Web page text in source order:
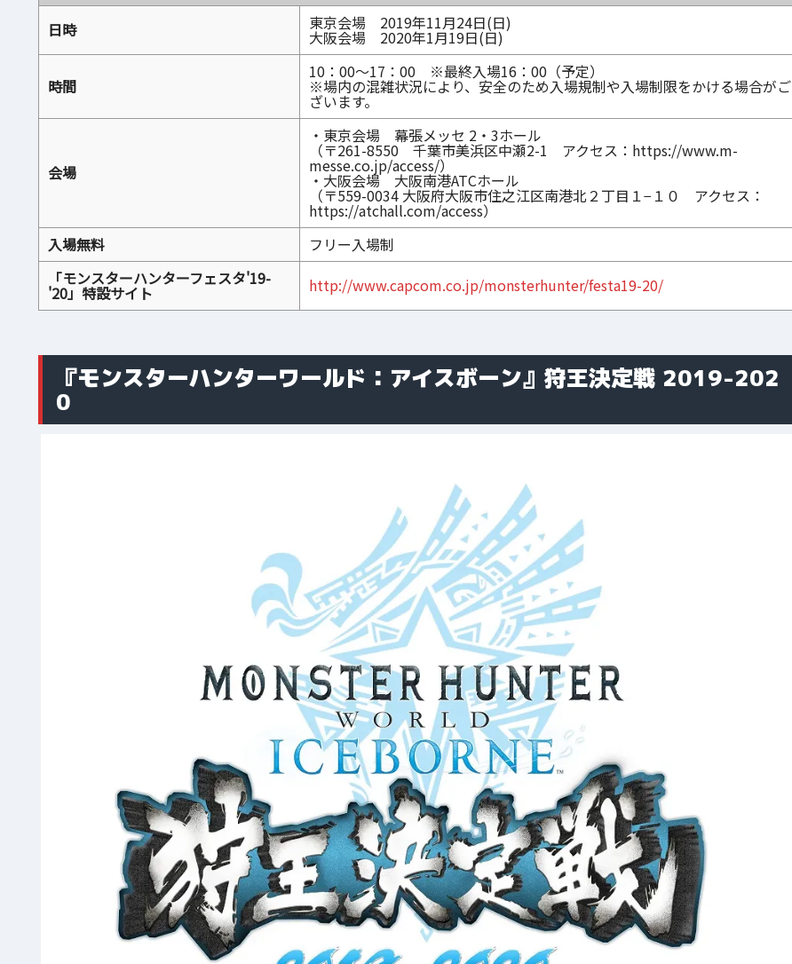
日時
東京会場 2019年11月24日(日)
大阪会場 2020年1月19日(日)
時間
10：00～17：00 ※最終入場16：00（予定）
※場内の混雑状況により、安全のため入場規制や入場制限をかける場合がご
ざいます。
会場
・東京会場 幕張メッセ 2・3ホール
（〒261-8550 千葉市美浜区中瀬2-1 アクセス：https://www.m-
messe.co.jp/access/）
・大阪会場 大阪南港ATCホール
（〒559-0034 大阪府大阪市住之江区南港北２丁目１−１０ アクセス：
https://atchall.com/access）
入場無料
フリー入場制
「モンスターハンターフェスタ'19-
'20」特設サイト http://www.capcom.co.jp/monsterhunter/festa19-20/
『モンスターハンターワールド：アイスボーン』狩王決定戦 2019-202
0